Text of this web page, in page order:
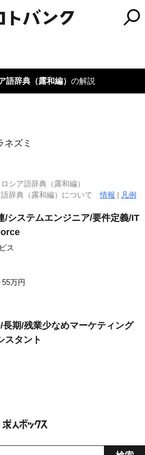
語辞典（露和編） の解説
ネズミ
シア語辞典（露和編）
語辞典（露和編）について情報 | 凡例
/システムエンジニア/要件定義/IT
ス
55万円
期/残業少なめマーケティング
スタント